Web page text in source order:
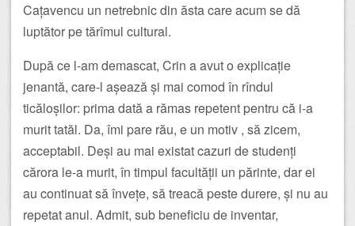
Cațavencu un netrebnic din ăsta care acum se dă
luptător pe tărîmul cultural.
După ce l-am demascat, Crin a avut o explicație
jenantă, care-l așează și mai comod în rîndul
ticăloșilor: prima dată a rămas repetent pentru că i-a
murit tatăl. Da, îmi pare rău, e un motiv , să zicem,
acceptabil. Deși au mai existat cazuri de studenți
cărora le-a murit, în timpul facultății un părinte, dar ei
au continuat să învețe, să treacă peste durere, și nu au
repetat anul. Admit, sub beneficiu de inventar,